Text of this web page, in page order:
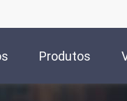
Produtos